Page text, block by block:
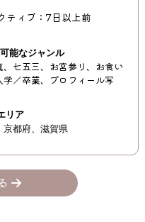
ティブ：7日以上前
能なジャンル
、七五三、お宮参り、お食い
学／卒業、プロフィール写
リア
京都府 滋賀県